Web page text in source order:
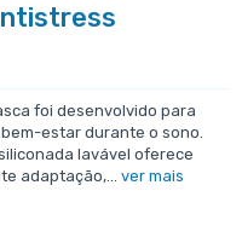
foi desenvolvido para
estar durante o sono.
lavável oferece
adaptação,... ver mais